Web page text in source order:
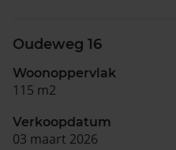
Oudeweg 16
Woonoppervlak
115 m2
Verkoopdatum
03 maart 2026